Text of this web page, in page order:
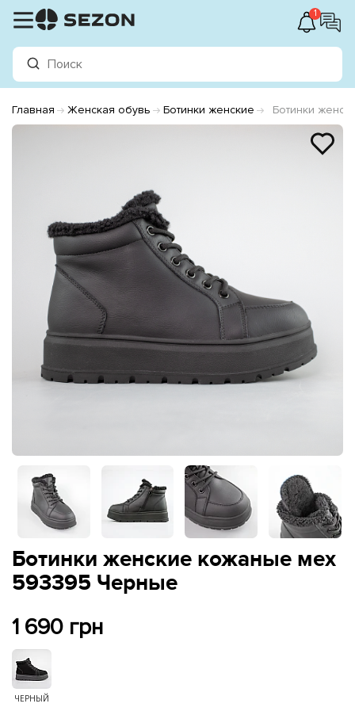
1
Главная Женская обувь Ботинки женские Ботинки
Ботинки женские кожаные мех
593395 Черные
1 690 грн
ЧЕРНЫЙ